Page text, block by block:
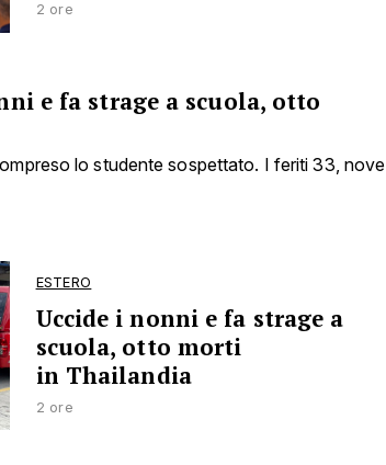
2 ore
e fa strage a scuola, otto
lo studente sospettato. I feriti 33, nove
ESTERO
Uccide i nonni e fa strage a
scuola, otto morti
in Thailandia
2 ore